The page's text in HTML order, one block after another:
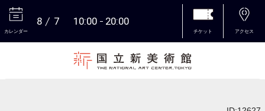
カレンダー
8 7 10:00 20:00
チケット アクセス